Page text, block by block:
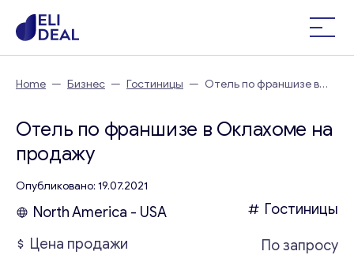
Home — Бизнес — Гостиницы — Отель по франшизе в
Отель по франшизе в Оклахоме на
продажу
Опубликовано: 19.07.2021
North America - USA
Гостиницы
Цена продажи
По запросу